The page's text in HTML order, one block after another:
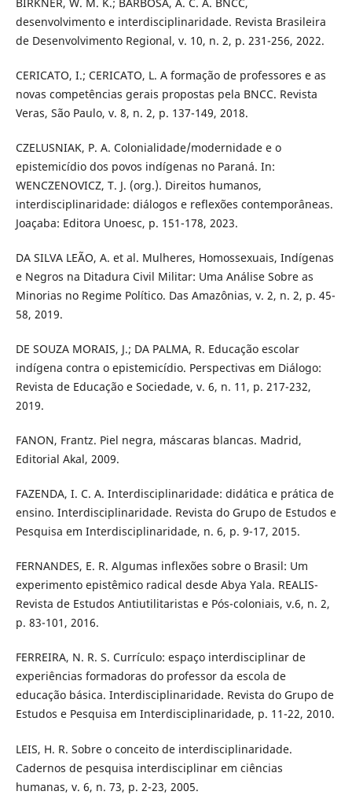
BIRKNER, W. M. K.; BARBOSA, A. C. A. BNCC,
desenvolvimento e interdisciplinaridade. Revista Brasileira
de Desenvolvimento Regional, v. 10, n. 2, p. 231-256, 2022.
CERICATO, I.; CERICATO, L. A formação de professores e as
novas competências gerais propostas pela BNCC. Revista
Veras, São Paulo, v. 8, n. 2, p. 137-149, 2018.
CZELUSNIAK, P. A. Colonialidade/modernidade e o
epistemicídio dos povos indígenas no Paraná. In:
WENCZENOVICZ, T. J. (org.). Direitos humanos,
interdisciplinaridade: diálogos e reflexões contemporâneas.
Joaçaba: Editora Unoesc, p. 151-178, 2023.
DA SILVA LEÃO, A. et al. Mulheres, Homossexuais, Indígenas
e Negros na Ditadura Civil Militar: Uma Análise Sobre as
Minorias no Regime Político. Das Amazônias, v. 2, n. 2, p. 45-
58, 2019.
DE SOUZA MORAIS, J.; DA PALMA, R. Educação escolar
indígena contra o epistemicídio. Perspectivas em Diálogo:
Revista de Educação e Sociedade, v. 6, n. 11, p. 217-232,
2019.
FANON, Frantz. Piel negra, máscaras blancas. Madrid,
Editorial Akal, 2009.
FAZENDA, I. C. A. Interdisciplinaridade: didática e prática de
ensino. Interdisciplinaridade. Revista do Grupo de Estudos e
Pesquisa em Interdisciplinaridade, n. 6, p. 9-17, 2015.
FERNANDES, E. R. Algumas inflexões sobre o Brasil: Um
experimento epistêmico radical desde Abya Yala. REALIS-
Revista de Estudos Antiutilitaristas e Pós-coloniais, v.6, n. 2,
p. 83-101, 2016.
FERREIRA, N. R. S. Currículo: espaço interdisciplinar de
experiências formadoras do professor da escola de
educação básica. Interdisciplinaridade. Revista do Grupo de
Estudos e Pesquisa em Interdisciplinaridade, p. 11-22, 2010.
LEIS, H. R. Sobre o conceito de interdisciplinaridade.
Cadernos de pesquisa interdisciplinar em ciências
humanas, v. 6, n. 73, p. 2-23, 2005.